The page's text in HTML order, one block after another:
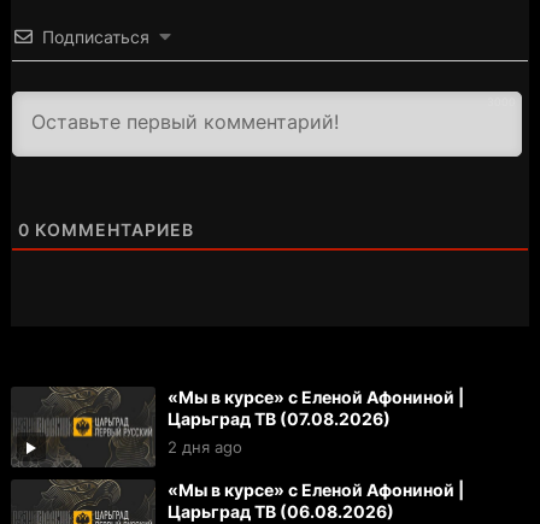
Подписаться
0 КОММЕНТАРИЕВ
«Мы в курсе» с Еленой Афониной |
Царьград ТВ (07.08.2026)
2 дня ago
«Мы в курсе» с Еленой Афониной |
Царьград ТВ (06.08.2026)